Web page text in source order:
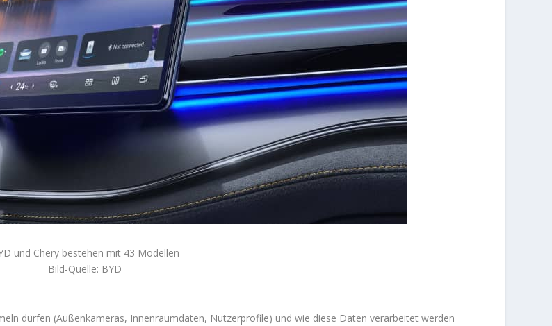
und Chery bestehen mit 43 Modellen
Bild-Quelle: BYD
dürfen (Außenkameras, Innenraumdaten, Nutzerprofile) und wie diese Daten verarbeitet werden